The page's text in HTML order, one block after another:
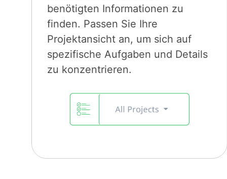
benötigten Informationen zu
finden. Passen Sie Ihre
Projektansicht an, um sich auf
spezifische Aufgaben und Details
zu konzentrieren.